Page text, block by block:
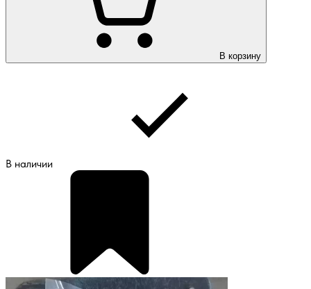
В корзину
В наличии